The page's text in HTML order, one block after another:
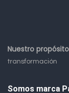
Nuestro
transformación
Somos marca